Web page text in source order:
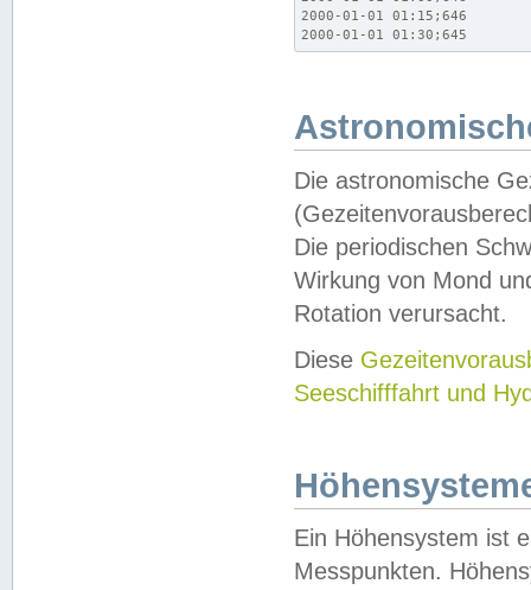
2000-01-01 01:15;646
2000-01-01 01:30;645
Die astronomische
Die periodischen
Wirkung von Mond
Rotation verursacht.
Diese
Seeschifffahrt und
Ein Höhensystem ist
Messpunkten.